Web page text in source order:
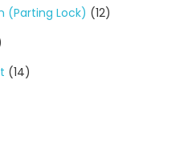
(Parting Lock) (12)
(14)